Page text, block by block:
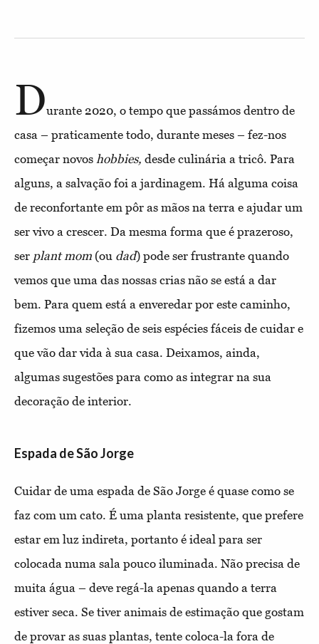
Durante 2020, o tempo que passámos dentro de
casa – praticamente todo, durante meses – fez-nos
começar novos hobbies, desde culinária a tricô. Para
alguns, a salvação foi a jardinagem. Há alguma coisa
de reconfortante em pôr as mãos na terra e ajudar um
ser vivo a crescer. Da mesma forma que é prazeroso,
ser plant mom (ou dad) pode ser frustrante quando
vemos que uma das nossas crias não se está a dar
bem. Para quem está a enveredar por este caminho,
fizemos uma seleção de seis espécies fáceis de cuidar e
que vão dar vida à sua casa. Deixamos, ainda,
algumas sugestões para como as integrar na sua
decoração de interior.
Espada de São Jorge
Cuidar de uma espada de São Jorge é quase como se
faz com um cato. É uma planta resistente, que prefere
estar em luz indireta, portanto é ideal para ser
colocada numa sala pouco iluminada. Não precisa de
muita água – deve regá-la apenas quando a terra
estiver seca. Se tiver animais de estimação que gostam
de provar as suas plantas, tente coloca-la fora de